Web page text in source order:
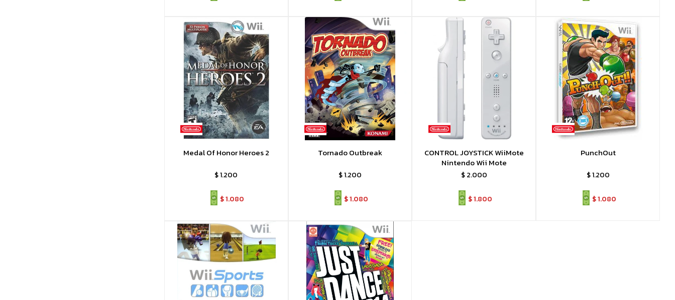
Medal Of Honor Heroes 2
$1.200
$1.080
Tornado Outbreak
$1.200
$1.080
CONTROL JOYSTICK WiiMote
Nintendo Wii Mote
$ 2.000
$1.800
PunchOut
$1.200
$1.080